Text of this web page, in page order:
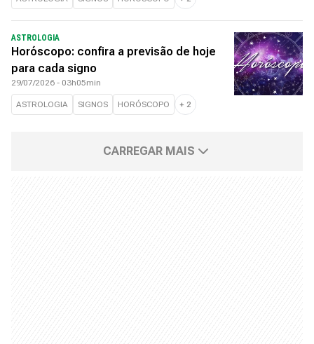
ASTROLOGIA
Horóscopo: confira a previsão de hoje
para cada signo
29/07/2026 - 03h05min
ASTROLOGIA SIGNOS HORÓSCOPO + 2
CARREGAR MAIS